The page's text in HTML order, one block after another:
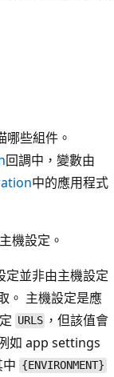
哪些組件。
回調中，變數由
中的應用程式
機設定。
定並非由主機設定
。 主機設定是應
URLS ，但該值會
如 app settings
{ENVIRONMENT}